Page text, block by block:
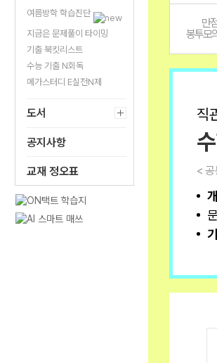
여름방학 학습진단
지금은 문제풀이 타이밍
기출 북킷리스트
수능 기출 N회독
메가스터디 E실전N제
도서
공지사항
교재 정오표
만
봉투모
직
<